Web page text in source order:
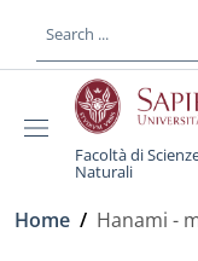
Facoltà di
Naturali
Breadcrumb
Home / Hanami -